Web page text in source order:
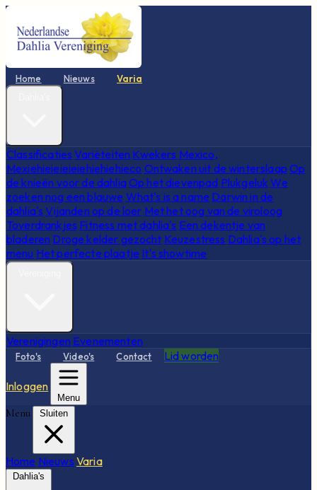
Home Nieuws Varia
Classificaties Variëteiten Kwekers Mexico,
Mexiehieieieieiehiehiehieco Ontwaken uit de winterslaap Op
de knieën voor de dahliaOp het dievenpad Plukgeluk We
zoeken nog een blauwe What's is a name Darwin in de
dahlia's Vijanden op de loer Met het oog van de viroloog
Toverdrankjes Fitness met dahlia's Een dekentje van
bladeren Droge kelder gezocht Keuzestress Dahlia's op het
menu Het perfecte plaatje It's showtime
Verenigingen Evenementen
Foto's Video's Contact Lid worden
Inloggen
Menu
Menu Sluiten
Home Nieuws Varia
Dahlia's